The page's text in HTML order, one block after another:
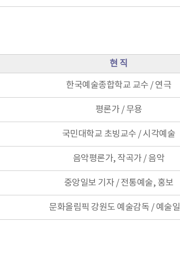
현 직
한국예술종합학교 교수 / 연극
평론가 / 무용
국민대학교 초빙교수 / 시각예술
음악평론가, 작곡가 / 음악
중앙일보 기자 / 전통예술, 홍보
문화올림픽 강원도 예술감독 / 예술